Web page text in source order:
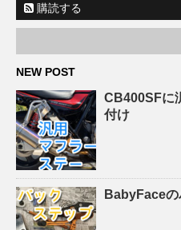
購読する
NEW POST
CB400SFに
付け
BabyFace